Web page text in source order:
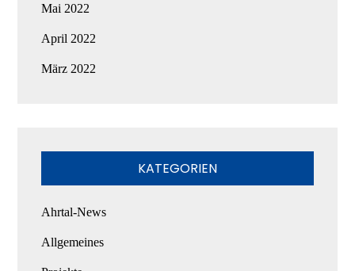
Mai 2022
April 2022
März 2022
KATEGORIEN
Ahrtal-News
Allgemeines